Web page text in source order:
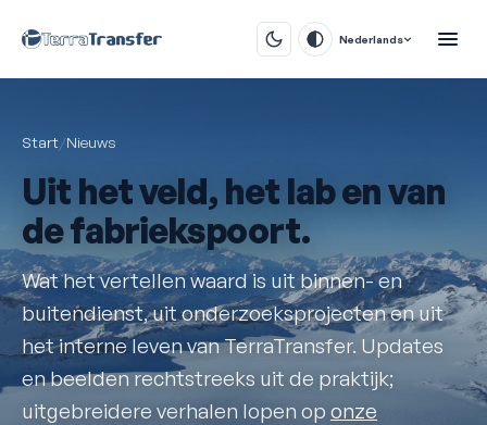
Nederlands
Start/Nieuws
Uit hetveld, het lab en van
de fabriekspoort.
Wat het vertellen waard is uit binnen- en
buitendienst, uit onderzoeksprojecten en uit
het interne leven van TerraTransfer. Updates
en beelden rechtstreeks uit de praktijk;
uitgebreidere verhalen lopen op onze